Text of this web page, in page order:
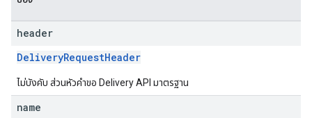
header
DeliveryRequestHeader
ไม่บังคับ ส่วนหัวคำขอ Delivery API มาตรฐาน
name